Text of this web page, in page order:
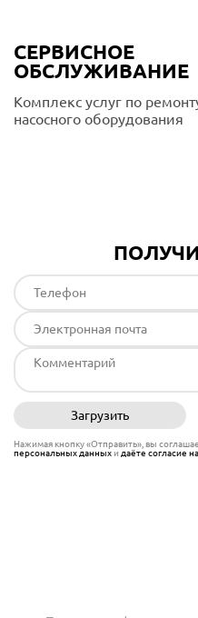
СЕРВИСНОЕ
ОБСЛУЖИВАНИЕ
Комплекс услуг по
насосного оборудования
Загрузить
Нажимая кнопку «Отправить», вы
персональных данныхи даёте согласие